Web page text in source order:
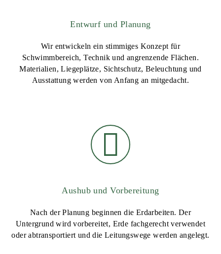
Entwurf und Planung
Wir entwickeln ein stimmiges Konzept für
Schwimmbereich, Technik und angrenzende Flächen.
Materialien, Liegeplätze, Sichtschutz, Beleuchtung und
Ausstattung werden von Anfang an mitgedacht.
Aushub und Vorbereitung
Nach der Planung beginnen die Erdarbeiten. Der
Untergrund wird vorbereitet, Erde fachgerecht verwendet
oder abtransportiert und die Leitungswege werden angelegt.